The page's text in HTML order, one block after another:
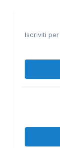
Iscriviti